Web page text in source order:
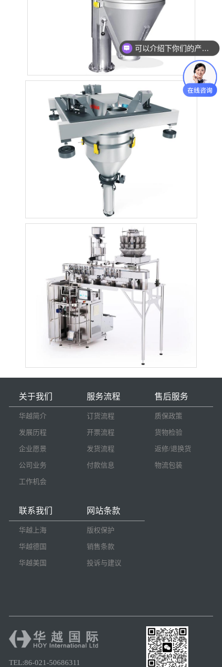
关于我们
华越简介
发展历程
企业愿景
公司业务
工作机会
服务流程
订货流程
开票流程
发货流程
付款信息
售后服务
质保政策
货物检验
返修/退换货
物流包装
联系我们
华越上海
华越德国
华越美国
网站条款
版权保护
销售条款
投诉与建议
TEL:86-021-50686311
可以介绍下你们的产品么